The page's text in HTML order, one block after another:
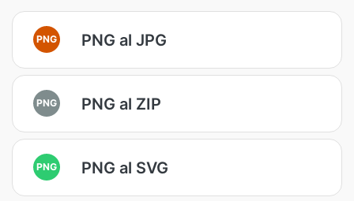
PNG PNG al JPG
PNG PNG al ZIP
PNG PNG al SVG